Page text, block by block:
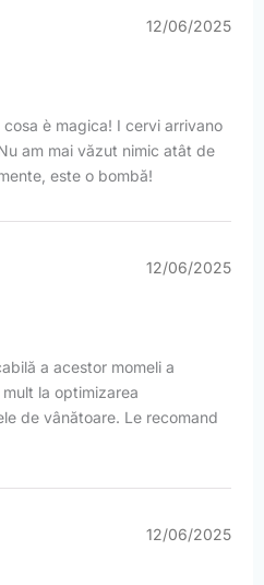
12/06/2025
è magica! I cervi arrivano
am mai văzut nimic atât de
este o bombă!
12/06/2025
a acestor momeli a
la optimizarea
de vânătoare. Le recomand
12/06/2025